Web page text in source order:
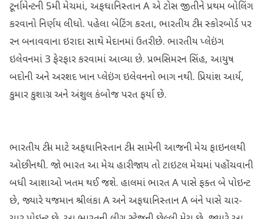
ટૂર્નામેન્ટની 5મી મેચમાં, અફઘાનિસ્તાન A એ ટોસ જીતીને પ્રથમ બોલિંગ
કરવાનો નિર્ણય લીધો. પહેલા બેટિંગ કરતા, ભારતીય ટીમ સ્કોરબોર્ડ પર
રન બનાવવાના ઇરાદા સાથે મેદાનમાં ઉતરી છે. ભારતીય પ્લેઇંગ
ઇલેવનમાં 3 ફેરફાર કરવામાં આવ્યા છે. પ્રભસિમરન સિંહ, આયુષ
બદોની અને અરશદ ખાન પ્લેઇંગ ઇલેવનનો ભાગ નથી. પ્રિયાંશ આર્ય,
કુમાર કુશાગ્ર અને અંશુલ કંબોજ પરત ફર્યા છે.
ભારતીય ટીમ માટે અફઘાનિસ્તાન ટીમ સામેની આજની મેચ ફાઇનલથી
ઓછી નથી. જો ભારત આ મેચ હારી જાય તો ટાઇટલ મેચમાં પહોંચવાની
બધી આશાઓ ખતમ થઈ જશે. હાલમાં ભારત A પાસે ફક્ત બે પોઇન્ટ
છે, જ્યારે યજમાન શ્રીલંકા A અને અફઘાનિસ્તાન A બંને પાસે ચાર-